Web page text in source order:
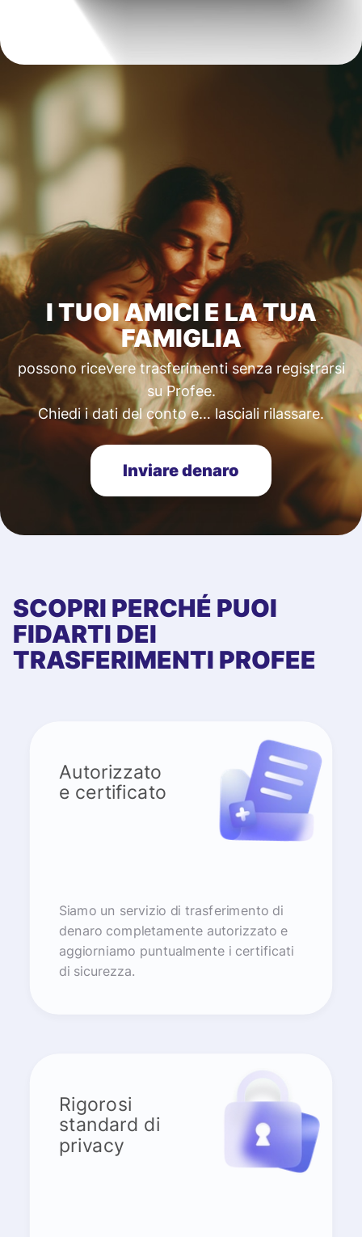
I TUOI AMICI E LA TUA
FAMIGLIA
possono ricevere trasferimenti senza registrarsi
su Profee.
Chiedi i dati del conto e… lasciali rilassare.
Inviare denaro
SCOPRI PERCHÉ PUOI
FIDARTI DEI
TRASFERIMENTI PROFEE
Autorizzato
e certificato
Siamo un servizio di trasferimento di
denaro completamente autorizzato e
aggiorniamo puntualmente i certificati
di sicurezza.
Rigorosi
standard di
privacy